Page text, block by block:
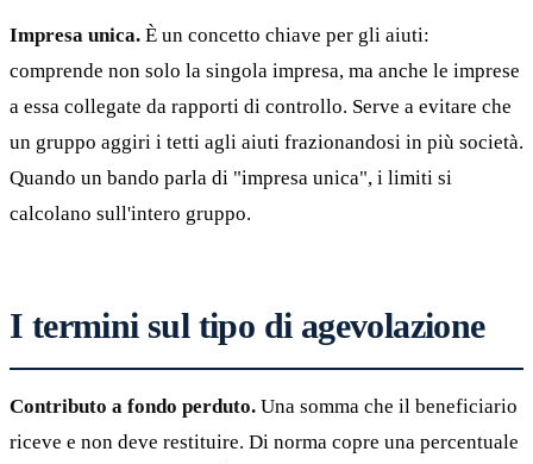
Impresa unica. È un concetto chiave per gli aiuti:
comprende non solo la singola impresa, ma anche le imprese
a essa collegate da rapporti di controllo. Serve a evitare che
un gruppo aggiri i tetti agli aiuti frazionandosi in più società.
Quando un bando parla di "impresa unica", i limiti si
calcolano sull'intero gruppo.
I termini sul tipo di agevolazione
Contributo a fondo perduto. Una somma che il beneficiario
riceve e non deve restituire. Di norma copre una percentuale